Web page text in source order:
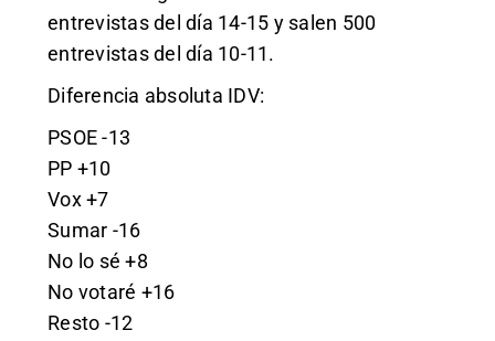
entrevistas del día 14-15 y salen 500
entrevistas del día 10-11.
Diferencia absoluta IDV:
PSOE -13
PP +10
Vox +7
Sumar -16
No lo sé +8
No votaré +16
Resto -12